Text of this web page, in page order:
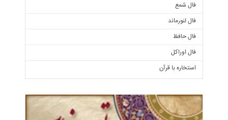
فال شمع
فال لنورماند
فال حافظ
فال اوراکل
استخاره با قرآن